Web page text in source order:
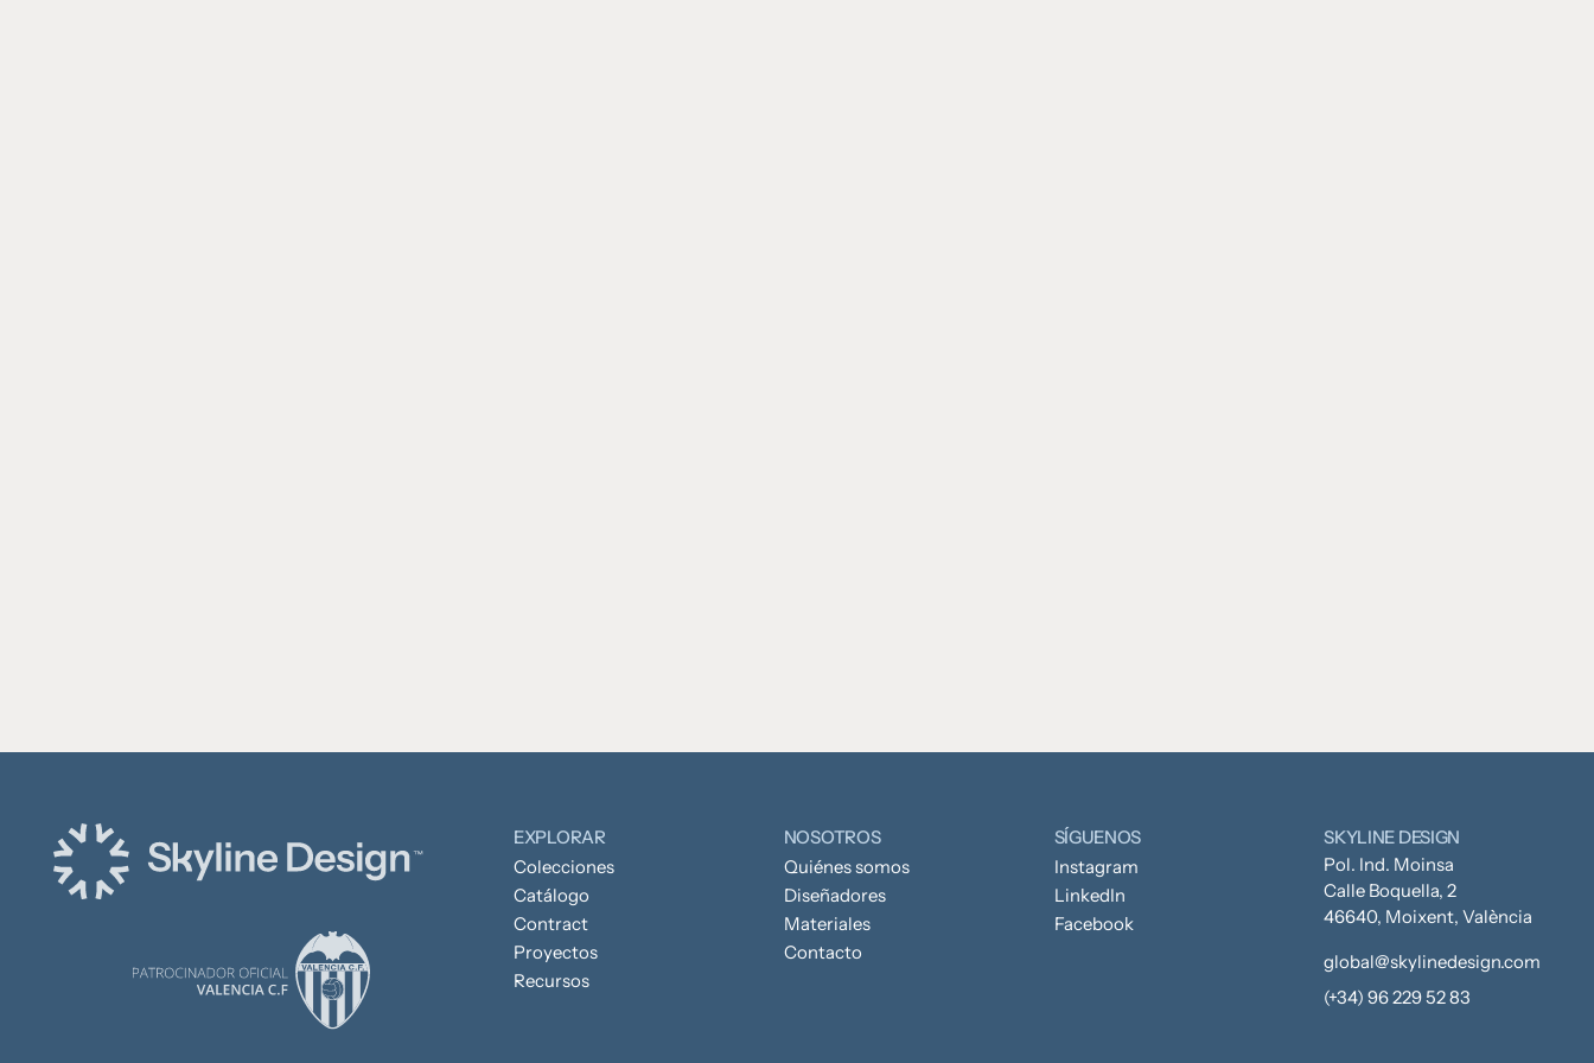
EXPLORAR
Colecciones
Catálogo
Contract
Proyectos
Recursos
NOSOTROS
Quiénes somos
Diseñadores
Materiales
Contacto
SÍGUENOS
Instagram
LinkedIn
Facebook
SKYLINE DESIGN
Pol. Ind. Moinsa
Calle Boquella, 2
46640, Moixent, València
global@skylinedesign.com
(+34) 96 229 52 83